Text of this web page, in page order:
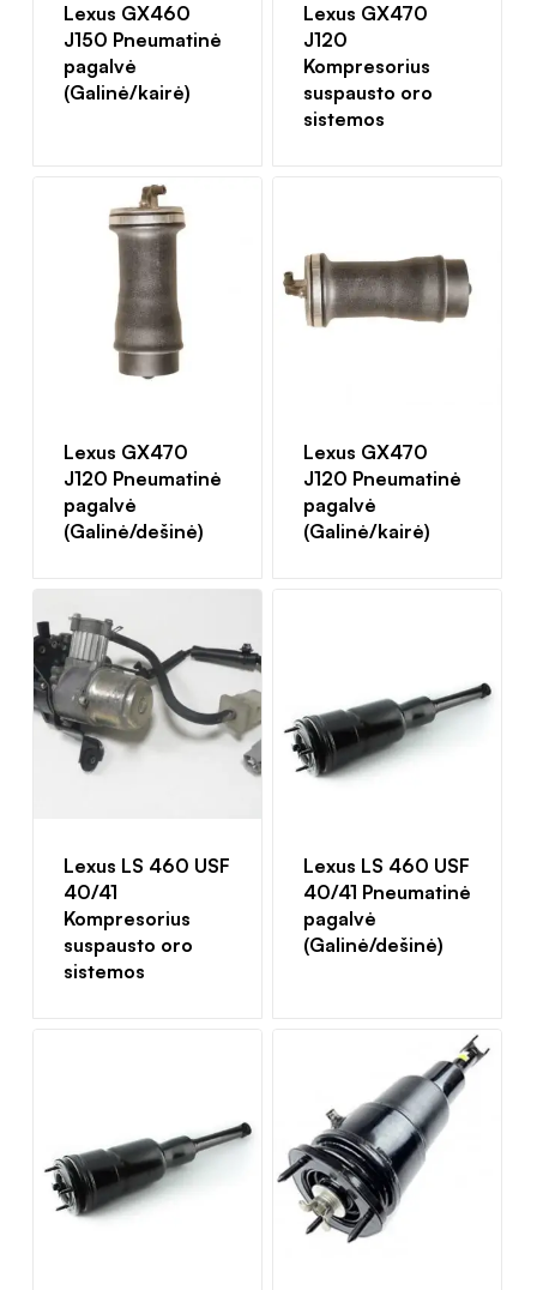
Lexus GX460
J150 Pneumatinė
pagalvė
(Galinė/kairė)
Lexus GX470
J120
Kompresorius
suspausto oro
sistemos
Lexus GX470
J120 Pneumatinė
pagalvė
(Galinė/dešinė)
Lexus GX470
J120 Pneumatinė
pagalvė
(Galinė/kairė)
Lexus LS 460 USF
40/41
Kompresorius
suspausto oro
sistemos
Lexus LS 460 USF
40/41 Pneumatinė
pagalvė
(Galinė/dešinė)